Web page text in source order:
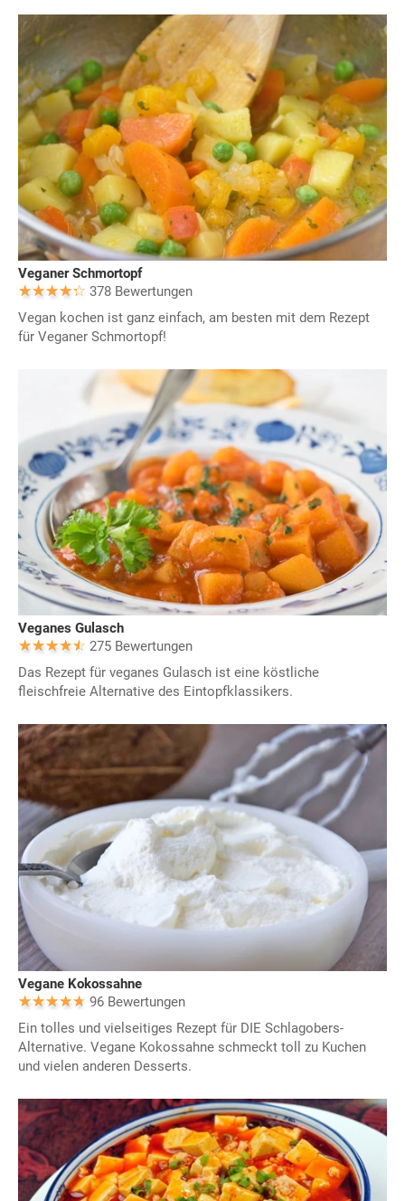
Veganer Schmortopf
378 Bewertungen
Vegan kochen ist ganz einfach, am besten mit dem Rezept
für Veganer Schmortopf!
Veganes Gulasch
275 Bewertungen
Das Rezept für veganes Gulasch ist eine köstliche
fleischfreie Alternative des Eintopfklassikers.
Vegane Kokossahne
96 Bewertungen
Ein tolles und vielseitiges Rezept für DIE Schlagobers-
Alternative. Vegane Kokossahne schmeckt toll zu Kuchen
und vielen anderen Desserts.